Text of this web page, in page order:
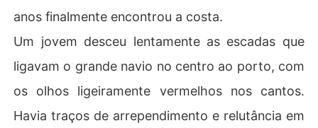
dela. Após quatro anos de serviço ativo, fez grandes c
onquistas durante as guerras e recebeu as maiores con
Noah estava agora na reta final em sua corrida para se
a, descobriu que os pais de Charlotte estavam forçand
anos finalmente encontrou a costa.
Um jovem desceu lentamente as escadas que
ligavam o grande navio no centro ao porto, com
os olhos ligeiramente vermelhos nos cantos.
Havia traços de arrependimento e relutância em